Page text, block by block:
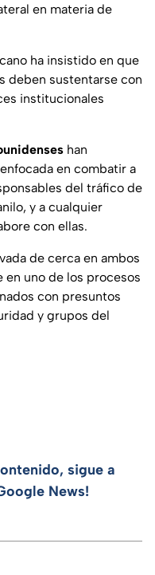
en materia de
ha insistido en que
deben sustentarse con
institucionales
han
en combatir a
del tráfico de
y a cualquier
con ellas.
de cerca en ambos
en uno de los procesos
con presuntos
y grupos del
sigue a
News!